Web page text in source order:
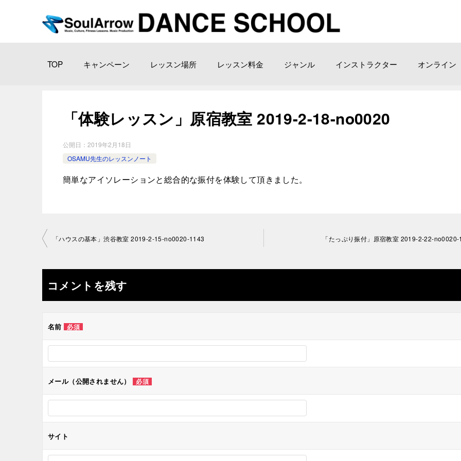
TOP キャンペーン レッスン場所 レッスン料金 ジャンル インストラクター オンライン
「体験レッスン」原宿教室 2019-2-18-no0020
公開日： 2019年2月18日
OSAMU先生のレッスンノート
簡単なアイソレーションと総合的な振付を体験して頂きました。
投
ナ
ビ
ゲ
ー
ン
「ハウスの基本」渋谷教室 2019-2-15-no0020-1143 「たっぷり振付」原宿教室 2019-2-22-
コメントを残す
名前 必須
メール（公開されません） 必須
サイト